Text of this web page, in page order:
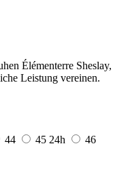
Élémenterre Sheslay,
Leistung vereinen.
44 45 24h
46